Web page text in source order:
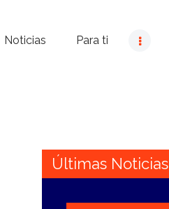
Noticias Para ti
Últimas Noticias